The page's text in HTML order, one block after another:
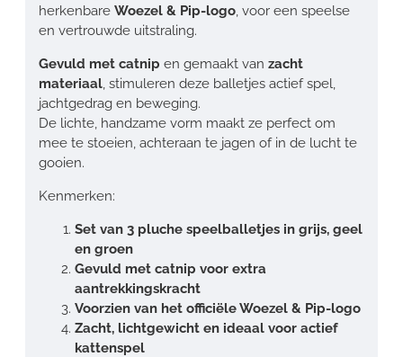
herkenbare Woezel & Pip-logo, voor een speelse
en vertrouwde uitstraling.
Gevuld met catnip en gemaakt van zacht
materiaal, stimuleren deze balletjes actief spel,
jachtgedrag en beweging.
De lichte, handzame vorm maakt ze perfect om
mee te stoeien, achteraan te jagen of in de lucht te
gooien.
Kenmerken:
Set van 3 pluche speelballetjes in grijs, geel
en groen
Gevuld met catnip voor extra
aantrekkingskracht
Voorzien van het officiële Woezel & Pip-logo
Zacht, lichtgewicht en ideaal voor actief
kattenspel